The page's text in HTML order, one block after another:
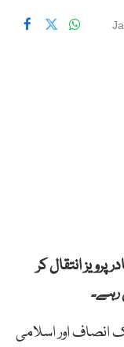
پرویز انتقال کر
رہے۔
انصاف اور اسلامی